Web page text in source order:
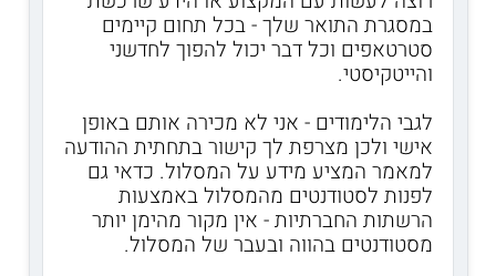
במסגרת התואר שלך - בכל תחום קיימים
סטרטאפים וכל דבר יכול להפוך לחדשני
והייטקיסטי.
לגבי הלימודים - אני לא מכירה אותם באופן
אישי ולכן מצרפת לך קישור בתחתית ההודעה
למאמר המציע מידע על המסלול. כדאי גם
לפנות לסטודנטים מהמסלול באמצעות
הרשתות החברתיות - אין מקור מהימן יותר
מסטודנטים בהווה ובעבר של המסלול.